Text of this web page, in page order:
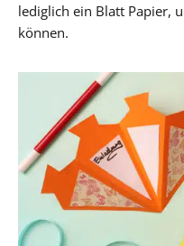
lediglich ein Blatt Papier,
können.